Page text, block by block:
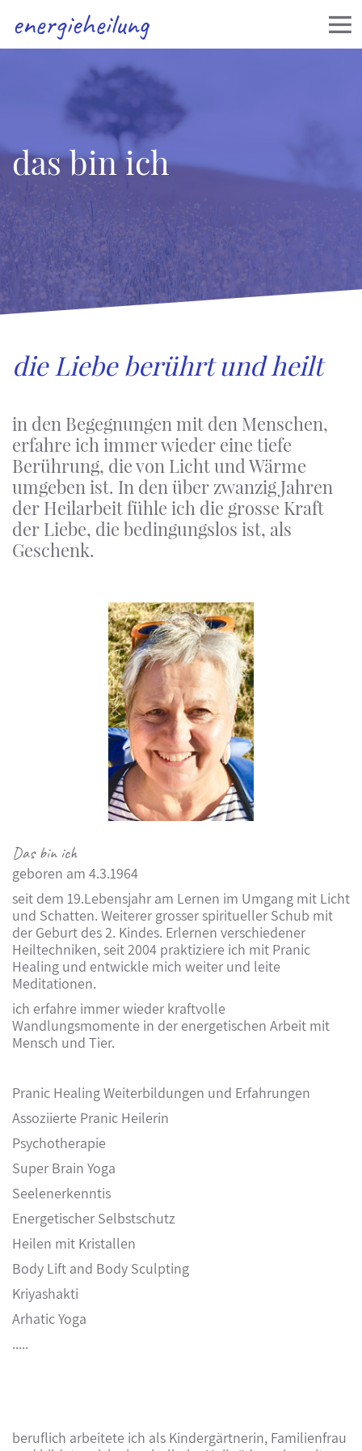
energieheilung
das bin ich
die Liebe berührt und heilt
in den Begegnungen mit den Menschen,
erfahre ich immer wieder eine tiefe
Berührung, die von Licht und Wärme
umgeben ist. In den über zwanzig Jahren
der Heilarbeit fühle ich die grosse Kraft
der Liebe, die bedingungslos ist, als
Geschenk.
Das bin ich
geboren am 4.3.1964
seit dem 19.Lebensjahr am Lernen im Umgang mit Licht
und Schatten. Weiterer grosser spiritueller Schub mit
der Geburt des 2. Kindes. Erlernen verschiedener
Heiltechniken, seit 2004 praktiziere ich mit Pranic
Healing und entwickle mich weiter und leite
Meditationen.
ich erfahre immer wieder kraftvolle
Wandlungsmomente in der energetischen Arbeit mit
Mensch und Tier.
Pranic HealingWeiterbildungen und Erfahrungen
Assoziierte Pranic Heilerin
Psychotherapie
Super Brain Yoga
Seelenerkenntis
Energetischer Selbstschutz
Heilen mit Kristallen
Body Lift and Body Sculpting
Kriyashakti
Arhatic Yoga
.....
beruflich arbeitete ich als Kindergärtnerin, Familienfrau